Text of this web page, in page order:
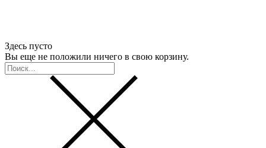
Здесь пусто
Вы еще не положили ничего в свою корзину.